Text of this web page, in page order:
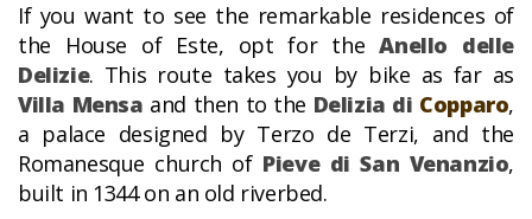
If you want to see the remarkable residences of
the House of Este, opt for theAnello delle
Delizie. This route takes you by bike as far as
Villa Mensa and then to the Delizia di Copparo,
a palace designed by Terzo de Terzi, and the
Romanesque church of Pieve di San Venanzio,
built in 1344 on an old riverbed.